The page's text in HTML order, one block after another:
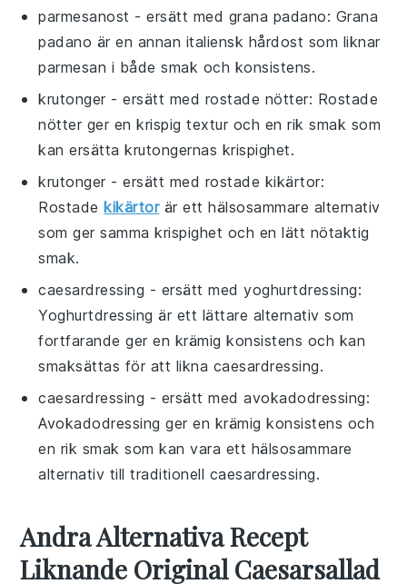
parmesanost - ersätt med grana padano: Grana
padano är en annan italiensk hårdost som liknar
parmesan i både smak och konsistens.
krutonger - ersätt med rostade nötter: Rostade
nötter ger en krispig textur och en rik smak som
kan ersätta krutongernas krispighet.
krutonger - ersätt med rostade kikärtor:
Rostadekikärtorär ett hälsosammare alternativ
som ger samma krispighet och en lätt nötaktig
smak.
caesardressing - ersätt medyoghurtdressing:
Yoghurtdressing är ett lättare alternativ som
fortfarande ger en krämig konsistens och kan
smaksättas för att likna caesardressing.
caesardressing - ersätt medavokadodressing:
Avokadodressing ger en krämig konsistens och
en rik smak som kan vara ett hälsosammare
alternativ till traditionell caesardressing.
Andra Alternativa Recept
Liknande Original Caesarsallad